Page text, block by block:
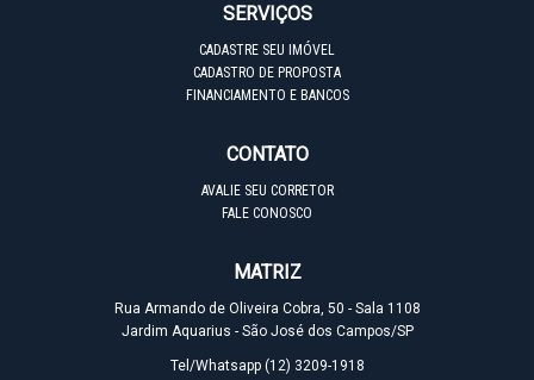
SERVIÇOS
CADASTRE SEU IMÓVEL
CADASTRO DE PROPOSTA
FINANCIAMENTO E BANCOS
CONTATO
AVALIE SEU CORRETOR
FALE CONOSCO
MATRIZ
Rua Armando de Oliveira Cobra, 50 - Sala 1108
Jardim Aquarius - São José dos Campos/SP
Tel/Whatsapp (12) 3209-1918